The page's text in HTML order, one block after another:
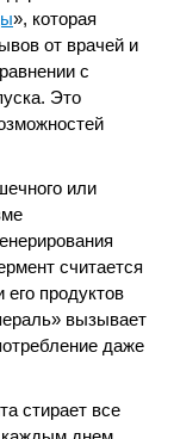
», которая
от врачей и
с
Это
или
считается
продуктов
вызывает
даже
стирает все